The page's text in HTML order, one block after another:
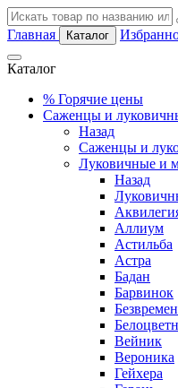
Главная Каталог
Каталог
% Горячие цены
Саженцы и
Назад
Саженцы и
Луковичные и
Назад
Аллиум
Астильба
Астра
Бадан
Барвинок
Вейник
Вероника
Гейхера